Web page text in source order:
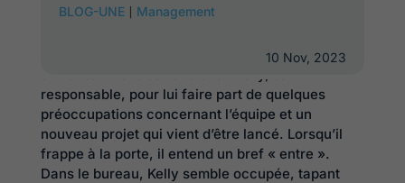
BLOG-UNE| Management
10 Nov, 2023
Êtes-vous victime de « micro-management » de
cette question, imaginez la scène fictive
responsable, pour lui faire part de quelques
préoccupations concernant l’équipe et un
nouveau projet qui vient d’être lancé. Lorsqu’il
frappe à la porte, il entend un bref « entre ».
Dans le bureau, Kelly semble occupée, tapant